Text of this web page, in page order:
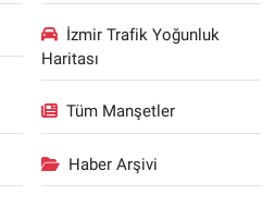
İzmir Trafik Yoğunluk
Haritası
Tüm Manşetler
Haber Arşivi